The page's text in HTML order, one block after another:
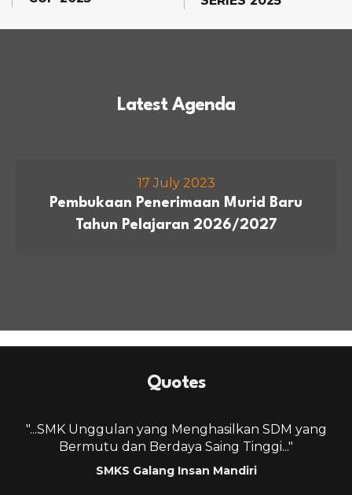
Latest Agenda
17 July 2023
Pembukaan Penerimaan Murid Baru
Tahun Pelajaran 2026/2027
Quotes
"...SMK Unggulan yang Menghasilkan SDM yang
Bermutu dan Berdaya Saing Tinggi..."
SMKS Galang Insan Mandiri